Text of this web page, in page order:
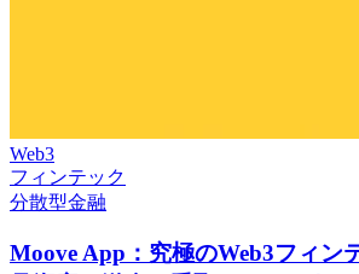
Web3
フィンテック
分散型金融
Moove App：究極のWeb3フィン